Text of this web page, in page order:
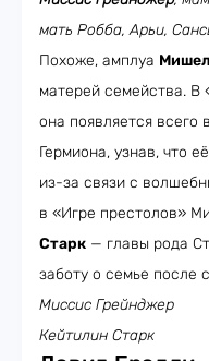
мать Робба, Арьи,
Похоже, амплуа
матерей семейства. В
она появляется всего
Гермиона, узнав, что её
из-за связи с
в «Игре престолов»
Старк — главы рода
заботу о семье после
Миссис Грейнджер
Кейтилин Старк